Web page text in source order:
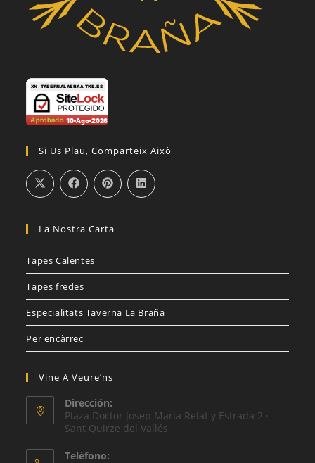
Si Us Plau, Comparteix Això
La Nostra Carta
Tapes Calentes
Tapes fredes
Especialitats Taverna La Braña
Per encàrrec
Vine A Veure’ns
Dirección:
Plaza Doctor Josep María Relat y Estrada 2 ·
Sant Quirze del Vallés
Teléfono: